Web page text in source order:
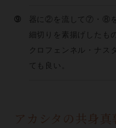
➈
器に②を流して⑦・⑧
細切りを素揚げしたも
クロフェンネル・ナス
ても良い。
アカシタの共身